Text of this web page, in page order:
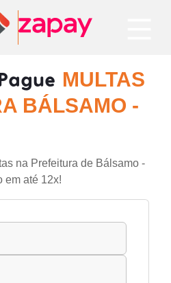
MULTAS
BÁLSAMO -
na Prefeitura de Bálsamo -
em até 12x!